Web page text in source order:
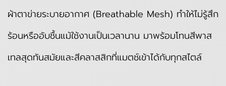
ผ้าตาข่ายระบายอากาศ (Breathable Mesh) ทำให้ไม่รู้สึก
ร้อนหรืออับชื้นแม้ใช้งานเป็นเวลานาน มาพร้อมโทนสีพาส
เทลสุดทันสมัยและสีคลาสสิกที่แมตช์เข้าได้กับทุกสไตล์